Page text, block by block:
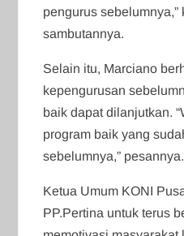
pengurus
sambutannya.
Selain itu, Marciano
kepengurusan
baik dapat dilanjutkan.
program baik yang
sebelumnya,” pesannya.
Ketua Umum KONI
PP.Pertina untuk terus